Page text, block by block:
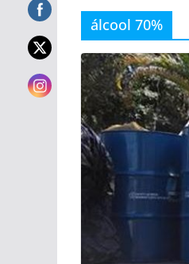
álcool 70%